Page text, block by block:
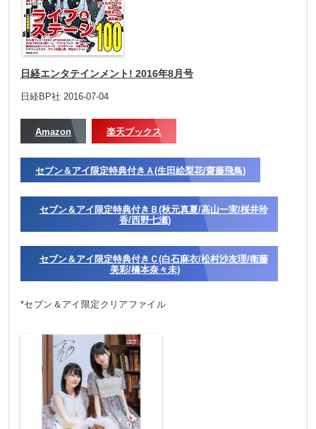
日経エンタテインメント! 2016年8月号
日経BP社 2016-07-04
Amazon 楽天ブックス
セブン＆アイ限定特典付きＡ(生田絵梨花/齋藤飛鳥)
セブン＆アイ限定特典付きＢ(秋元真夏/高山一実/桜井玲
香/西野七瀬)
セブン＆アイ限定特典付きＣ(白石麻衣/松村沙友理/衛藤
美彩/橋本奈々未)
*セブン＆アイ限定クリアファイル